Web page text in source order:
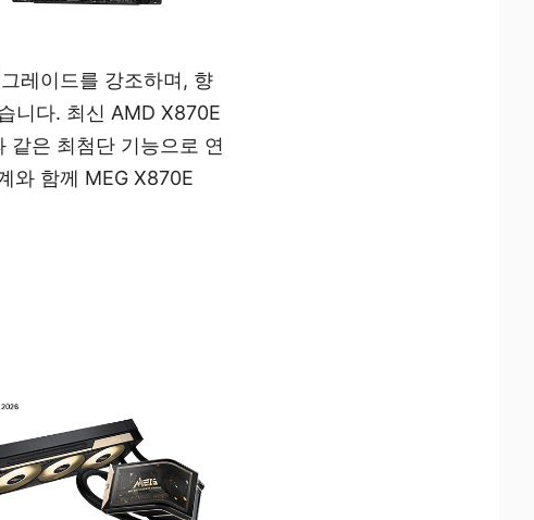
레이드를 강조하며, 향
니다. 최신 AMD X870E
같은 최첨단 기능으로 연
와 함께 MEG X870E